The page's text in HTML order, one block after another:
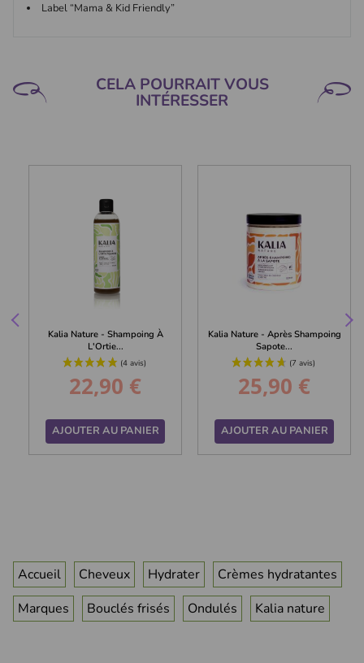
Label “Mama & Kid Friendly”
CELA POURRAIT VOUS
INTÉRESSER
Kalia Nature - Shampoing À
L'Ortie...
Prix
22,90 €
AJOUTER AU PANIER
Kalia Nature - Après Shampoing
Sapote...
Prix
25,90 €
AJOUTER AU PANIER
Accueil Cheveux Hydrater
Crèmes hydratantes
Marques
Bouclés frisés Ondulés Kalia nature